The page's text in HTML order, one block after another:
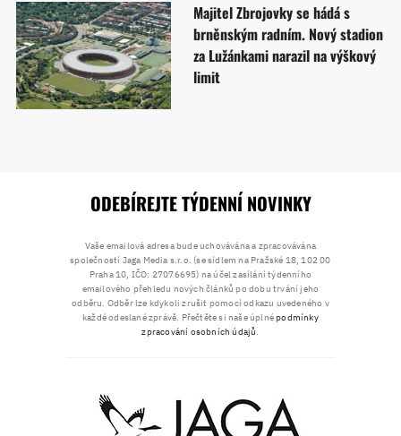
Majitel Zbrojovky se hádá s
brněnským radním. Nový stadion
za Lužánkami narazil na výškový
limit
ODEBÍREJTE TÝDENNÍ NOVINKY
Vaše emailová adresa bude uchovávána a zpracovávána
společností Jaga Media s.r.o. (se sídlem na Pražské 18, 102 00
Praha 10, IČO: 27076695) na účel zasílání týdenního
emailového přehledu nových článků po dobu trvání jeho
odběru. Odběr lze kdykoli zrušit pomocí odkazu uvedeného v
každé odeslané zprávě. Přečtěte si naše úplnépodmínky
zpracování osobních údajů.